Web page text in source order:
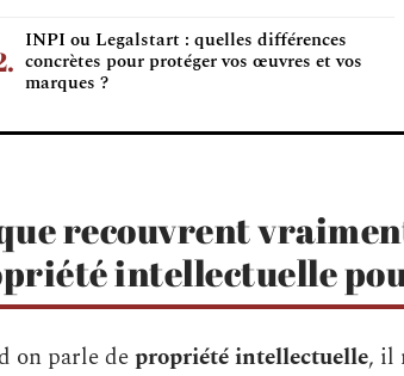
INPI ou Legalstart : quelles différences
concrètes pour protéger vos œuvres et vos
marques ?
recouvrent
intellectuelle
on parle depropriété intellectuelle, il